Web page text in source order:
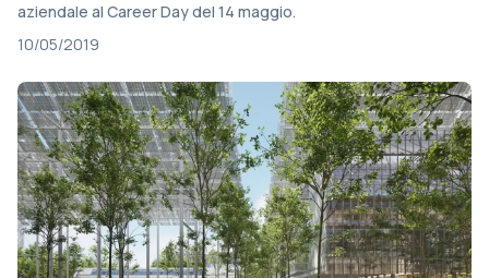
aziendale al Career Day del 14 maggio.
10/05/2019